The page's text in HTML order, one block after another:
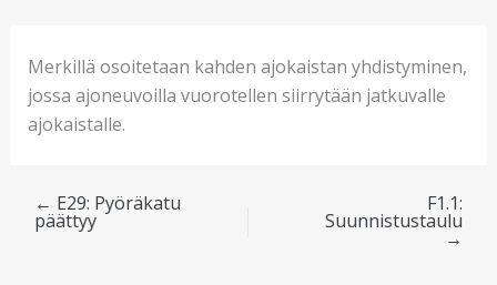
Merkillä osoitetaan kahden ajokaistan yhdistyminen,
jossa ajoneuvoilla vuorotellen siirrytään jatkuvalle
ajokaistalle.
← E29: Pyöräkatu
päättyy
F1.1:
Suunnistustaulu
→